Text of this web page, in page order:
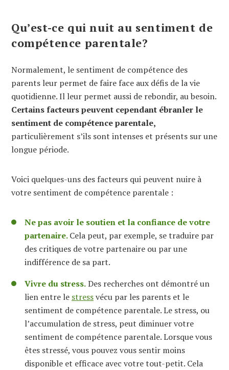
Qu’est-ce qui nuit au sentiment de
compétence parentale?
Normalement, le sentiment de compétence des
parents leur permet de faire face aux défis de la vie
quotidienne. Il leur permet aussi de rebondir, au besoin.
Certains facteurs peuvent cependant ébranler le
sentiment de compétence parentale,
particulièrement s’ils sont intenses et présents sur une
longue période.
Voici quelques-uns des facteurs qui peuvent nuire à
votre sentiment de compétence parentale :
Ne pas avoir le soutien et la confiance de votre
partenaire.Cela peut, par exemple, se traduire par
des critiques de votre partenaire ou par une
indifférence de sa part.
Vivre du stress.Des recherches ont démontré un
lien entre le stressvécu par les parents et le
sentiment de compétence parentale. Le stress, ou
l’accumulation de stress, peut diminuer votre
sentiment de compétence parentale. Lorsque vous
êtes stressé, vous pouvez vous sentir moins
disponible et efficace avec votre tout-petit. Cela